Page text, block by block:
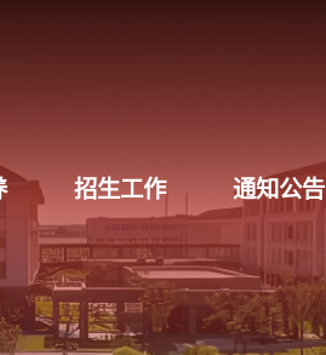
招生工作 通知公告